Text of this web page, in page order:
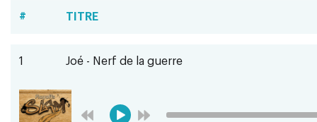
# TITRE
1 Joé - Nerf de la guerre